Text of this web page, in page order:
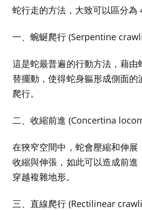
蛇行走的方法，大致可以區分為
一、蜿蜒爬行 (Serpentine
這是蛇最普遍的行動方法，藉由
替擺動，使得蛇身軀形成側面
爬行。
二、收縮前進 (Concertina
在狹窄空間中，蛇會壓縮和伸展
收縮與伸張，如此可以造成前進
穿越複雜地形。
三、直線爬行 (Rectilinear